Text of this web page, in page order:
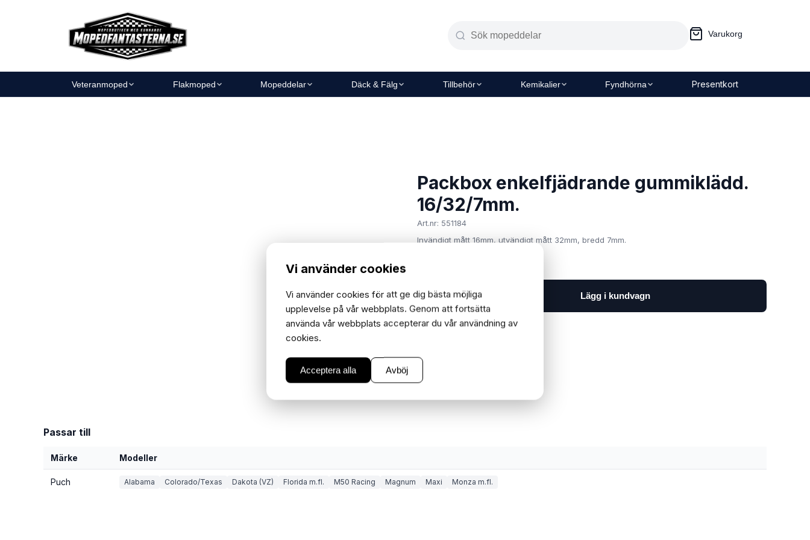
Varukorg
Veteranmoped Flakmoped Mopeddelar Däck & Fälg Tillbehör Kemikalier Fyndhörna Presentkort
Packbox enkelfjädrande gummiklädd.
16/32/7mm.
Art.nr: 551184
Invändigt mått 16mm, utvändigt mått 32mm, bredd 7mm.
− 1 Lägg i kundvagn
Passar till
Märke Modeller
Puch Alabama Colorado/Texas Dakota (VZ) Florida m.fl. M50 Racing Magnum Maxi Monza m.fl.
Vi använder cookies
Vi använder cookies för att ge dig bästa möjliga
upplevelse på vår webbplats. Genom att fortsätta
använda vår webbplats accepterar du vår användning av
cookies.
Acceptera alla Avböj